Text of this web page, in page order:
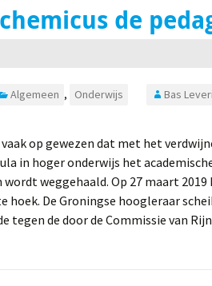
de
Algemeen , Onderwijs Bas
vaak op gewezen dat met het
in hoger onderwijs het
weggehaald. Op 27 maart
hoek. De Groningse hoogleraar
tegen de door de Commissie van